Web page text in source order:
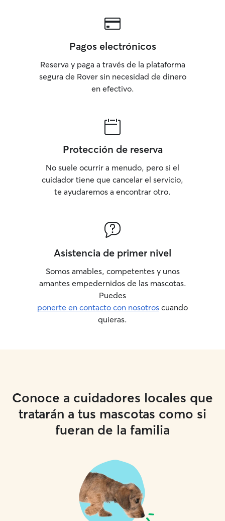
Pagos electrónicos
Reserva y paga a través de la plataforma
segura de Rover sin necesidad de dinero
en efectivo.
Protección de reserva
No suele ocurrir a menudo, pero si el
cuidador tiene que cancelar el servicio,
te ayudaremos a encontrar otro.
Asistencia de primer nivel
Somos amables, competentes y unos
amantes empedernidos de las mascotas.
Puedes
ponerte en contacto con nosotros cuando
quieras.
Conoce a cuidadores locales que
tratarán a tus mascotas como si
fueran de la familia